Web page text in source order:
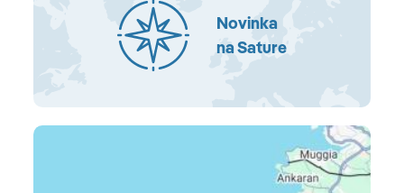
centrum Piran cca 6 km
a ležadlá za poplatok
Novinka
na Sature